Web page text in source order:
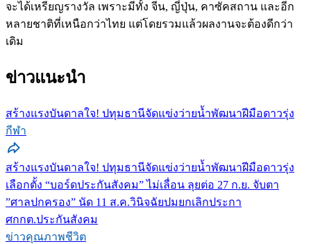
จะได้เหรียญรางวัล เพราะมีทั้ง จีน, ญี่ปุ่น, คาซัคสถาน และอีก
หลายชาติที่เหนือกว่าไทย แต่โดยรวมแล้วผลงานจะต้องดีกว่า
เดิม
ข่าวแนะนำ
สร้างแรงบันดาลใจ! ปทุมธานีจัดแข่งว่ายน้ำพัฒนาฝีมือดาวรุ่ง
กีฬา
สร้างแรงบันดาลใจ! ปทุมธานีจัดแข่งว่ายน้ำพัฒนาฝีมือดาวรุ่ง
เลือกตั้ง “บอร์ดประกันสังคม” ไม่เลื่อน ลุยต่อ 27 ก.ย. จับตา
”ศาลปกครอง” นัด 11 ส.ค.วินิจฉัยปมยกเลิกประกา
ศกกต.ประกันสังคม
ข่าวคุณภาพชีวิต